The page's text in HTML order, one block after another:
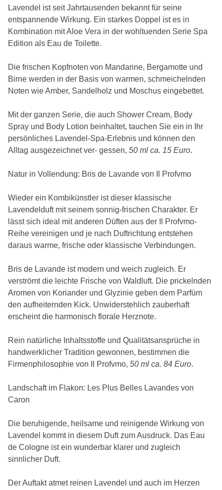
Lavendel ist seit Jahrtausenden bekannt für seine
entspannende Wirkung. Ein starkes Doppel ist es in
Kombination mit Aloe Vera in der wohltuenden Serie Spa
Edition als Eau de Toilette.
Die frischen Kopfnoten von Mandarine, Bergamotte und
Birne werden in der Basis von warmen, schmeichelnden
Noten wie Amber, Sandelholz und Moschus eingebettet.
Mit der ganzen Serie, die auch Shower Cream, Body
Spray und Body Lotion beinhaltet, tauchen Sie ein in Ihr
persönliches Lavendel-Spa-Erlebnis und können den
Alltag ausgezeichnet ver- gessen, 50 ml ca. 15 Euro.
Natur in Vollendung: Bris de Lavande von Il Profvmo
Wieder ein Kombikünstler ist dieser klassische
Lavendelduft mit seinem sonnig-frischen Charakter. Er
lässt sich ideal mit anderen Düften aus der Il Profvmo-
Reihe vereinigen und je nach Duftrichtung entstehen
daraus warme, frische oder klassische Verbindungen.
Bris de Lavande ist modern und weich zugleich. Er
verströmt die leichte Frische von Waldluft. Die prickelnden
Aromen von Koriander und Glyzinie geben dem Parfüm
den aufheiternden Kick. Unwiderstehlich zauberhaft
erscheint die harmonisch florale Herznote.
Rein natürliche Inhaltsstoffe und Qualitätsansprüche in
handwerklicher Tradition gewonnen, bestimmen die
Firmenphilosophie von Il Profvmo, 50 ml ca. 84 Euro.
Landschaft im Flakon: Les Plus Belles Lavandes von
Caron
Die beruhigende, heilsame und reinigende Wirkung von
Lavendel kommt in diesem Duft zum Ausdruck. Das Eau
de Cologne ist ein wunderbar klarer und zugleich
sinnlicher Duft.
Der Auftakt atmet reinen Lavendel und auch im Herzen